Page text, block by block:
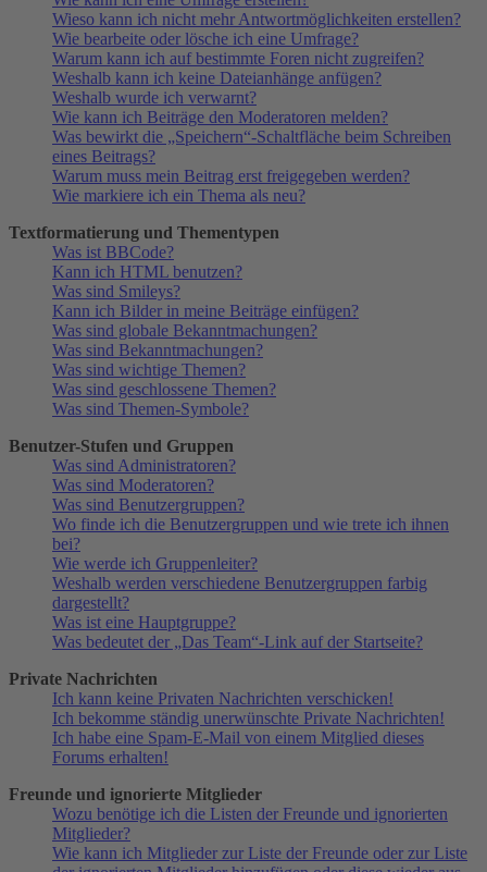
Wieso kann ich nicht mehr Antwortmöglichkeiten erstellen?
Wie bearbeite oder lösche ich eine Umfrage?
Warum kann ich auf bestimmte Foren nicht zugreifen?
Weshalb kann ich keine Dateianhänge anfügen?
Weshalb wurde ich verwarnt?
Wie kann ich Beiträge den Moderatoren melden?
Was bewirkt die „Speichern“-Schaltfläche beim Schreiben
eines Beitrags?
Warum muss mein Beitrag erst freigegeben werden?
Wie markiere ich ein Thema als neu?
Textformatierung und Thementypen
Was ist BBCode?
Kann ich HTML benutzen?
Was sind Smileys?
Kann ich Bilder in meine Beiträge einfügen?
Was sind globale Bekanntmachungen?
Was sind Bekanntmachungen?
Was sind wichtige Themen?
Was sind geschlossene Themen?
Was sind Themen-Symbole?
Benutzer-Stufen und Gruppen
Was sind Administratoren?
Was sind Moderatoren?
Was sind Benutzergruppen?
Wo finde ich die Benutzergruppen und wie trete ich ihnen
bei?
Wie werde ich Gruppenleiter?
Weshalb werden verschiedene Benutzergruppen farbig
dargestellt?
Was ist eine Hauptgruppe?
Was bedeutet der „Das Team“-Link auf der Startseite?
Private Nachrichten
Ich kann keine Privaten Nachrichten verschicken!
Ich bekomme ständig unerwünschte Private Nachrichten!
Ich habe eine Spam-E-Mail von einem Mitglied dieses
Forums erhalten!
Freunde und ignorierte Mitglieder
Wozu benötige ich die Listen der Freunde und ignorierten
Mitglieder?
Wie kann ich Mitglieder zur Liste der Freunde oder zur Liste